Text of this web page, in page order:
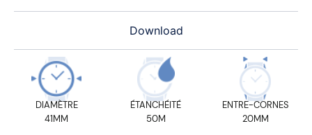
Download
DIAMÈTRE
41MM
ÉTANCHÉITÉ
50M
ENTRE-CORNES
20MM